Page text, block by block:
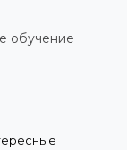
обучение